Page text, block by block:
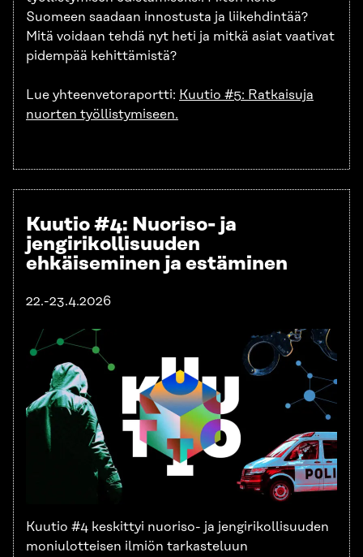
Suomeen saadaan innostusta ja liikehdintää?
Mitä voidaan tehdä nyt heti ja mitkä asiat vaativat
pidempää kehittämistä?
Lue yhteenvetoraportti: Kuutio #5: Ratkaisuja
nuorten työllistymiseen.
Kuutio #4: Nuoriso- ja
jengirikollisuuden
ehkäiseminen ja estäminen
22.-23.4.2026
Kuutio #4 keskittyi nuoriso- ja jengirikollisuuden
moniulotteisen ilmiön tarkasteluun